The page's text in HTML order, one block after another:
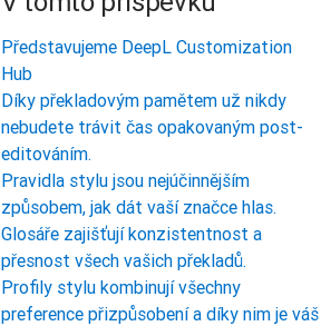
Představujeme DeepL Customization
Hub
Díky překladovým pamětem už nikdy
nebudete trávit čas opakovaným post-
editováním.
Pravidla stylu jsou nejúčinnějším
způsobem, jak dát vaší značce hlas.
Glosáře zajišťují konzistentnost a
přesnost všech vašich překladů.
Profily stylu kombinují všechny
preference přizpůsobení a díky nim je váš